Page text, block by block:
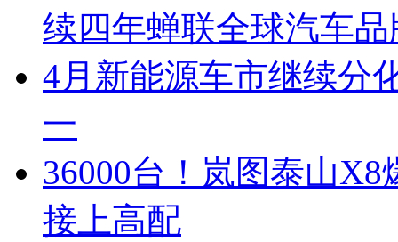
续四年蝉联全球汽车
4月新能源车市继续分
一
36000台！岚图泰山
接上高配